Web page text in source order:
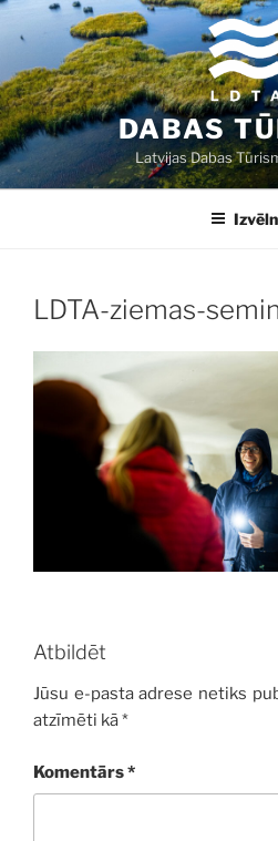
Doties
saturu
DABAS
Latvijas Dabas
LDTA-ziemas-
Atbildēt
Jūsu e-pasta adrese netiks
atzīmēti kā*
Komentārs*